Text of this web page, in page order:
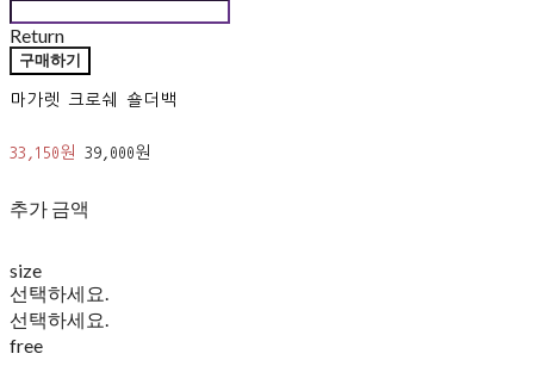
Return
구매하기
마가렛 크로쉐 숄더백
33,150원 39,000원
추가 금액
size
선택하세요.
선택하세요.
free